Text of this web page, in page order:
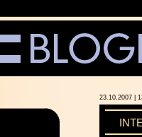
23.10.2007 |